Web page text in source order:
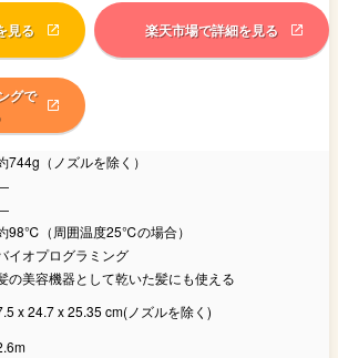
見る 楽天市場で詳細を見る
グで
744g（ノズルを除く）
98℃（周囲温度25℃の場合）
イオプログラミング
の美容機器として乾いた髪にも使える
x 24.7 x 25.35 cm(ノズルを除く)